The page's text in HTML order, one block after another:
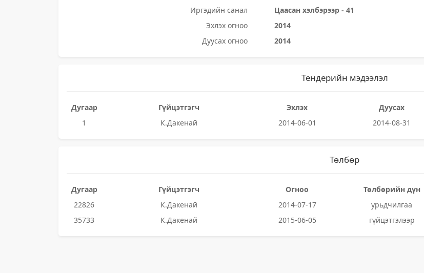
Иргэдийн санал
Цаасан хэлбэрээр - 41
Эхлэх огноо
2014
Дуусах огноо
2014
Тендерийн мэдээлэл
Дугаар Гүйцэтгэгч Эхлэх Дуусах
1
К.Дакенай 2014-06-01 2014-08-31
Төлбөр
Дугаар Гүйцэтгэгч Огноо Төлбөрийн дүн
22826
К.Дакенай 2014-07-17 урьдчилгаа
35733
К.Дакенай 2015-06-05 гүйцэтгэлээр